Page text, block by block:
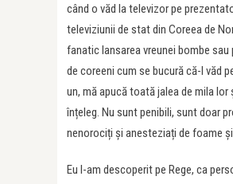
când o văd la televizor pe
televiziunii de stat din Coreea de
fanatic lansarea vreunei bombe sau
de coreeni cum se bucură că-l văd
un, mă apucă toată jalea de mila lor
înțeleg. Nu sunt penibili, sunt doar
nenorociți și anesteziați de foame și
Eu l-am descoperit pe Rege, ca